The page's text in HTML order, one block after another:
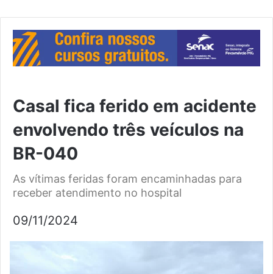
Casal fica ferido em acidente
envolvendo três veículos na
BR-040
As vítimas feridas foram encaminhadas para
receber atendimento no hospital
09/11/2024